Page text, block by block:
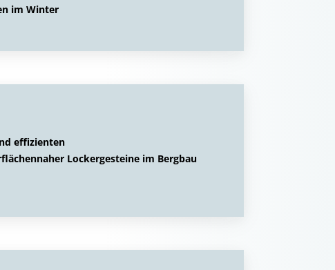
im Winter
effizienten
Lockergesteine im Bergbau